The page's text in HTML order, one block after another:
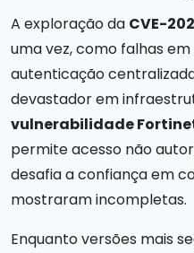
A exploração da CVE-
uma vez, como falhas
autenticação
devastador em
vulnerabilidade
permite acesso não
desafia a confiança em
mostraram incompletas.
Enquanto versões mais